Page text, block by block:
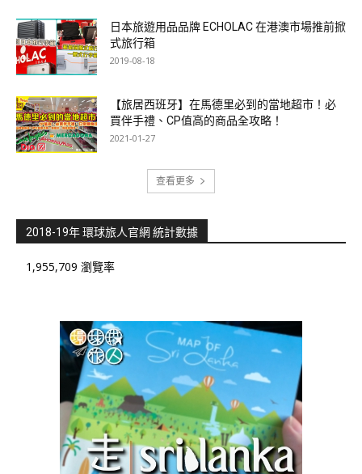
日本旅遊用品品牌 ECHOLAC 在港澳市場推前掀
式旅行箱
2019-08-18
【旅居西班牙】在馬德里必到的當地超市！必
買伴手禮、CP值高的商品全攻略！
2021-01-27
查看更多
2018-19年 環球旅人官網 統計數據
1,955,709 瀏覽率